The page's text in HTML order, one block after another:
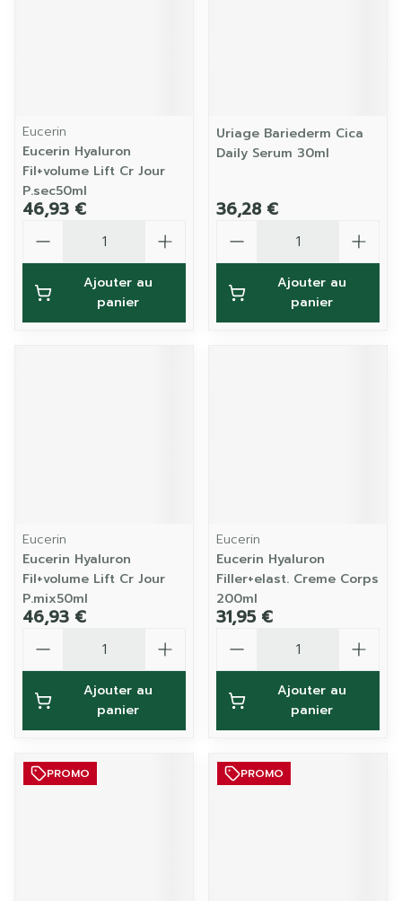
Eucerin
Eucerin Hyaluron
Fil+volume Lift Cr Jour
P.sec50ml
46,93 €
Ajouter au
panier
Uriage Bariederm Cica
Daily Serum 30ml
36,28 €
Ajouter au
panier
Eucerin
Eucerin Hyaluron
Fil+volume Lift Cr Jour
P.mix50ml
46,93 €
Ajouter au
panier
Eucerin
Eucerin Hyaluron
Filler+elast. Creme Corps
200ml
31,95 €
Ajouter au
panier
PROMO PROMO